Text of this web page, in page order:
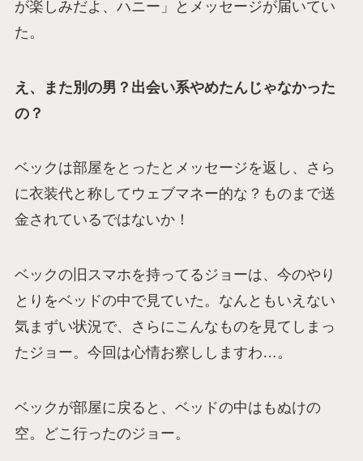
が楽しみだよ、ハニー」とメッセージが届いてい
た。
え、また別の男？出会い系やめたんじゃなかった
の？
ベックは部屋をとったとメッセージを返し、さら
に衣装代と称してウェブマネー的な？ものまで送
金されているではないか！
ベックの旧スマホを持ってるジョーは、今のやり
とりをベッドの中で見ていた。なんともいえない
気まずい状況で、さらにこんなものを見てしまっ
たジョー。今回は心情お察ししますわ…。
ベックが部屋に戻ると、ベッドの中はもぬけの
空。どこ行ったのジョー。